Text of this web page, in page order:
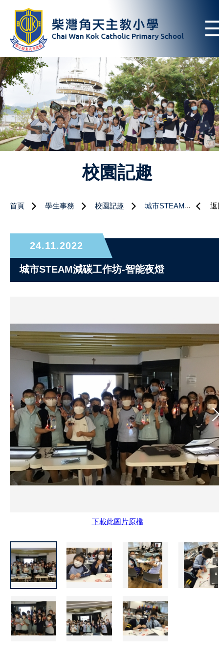
校園記趣
首頁 學生事務 校園記趣 城市STEAM減碳工作坊-智能夜燈 返
24.11.2022
城市STEAM減碳工作坊-智能夜燈
下載此圖片原檔